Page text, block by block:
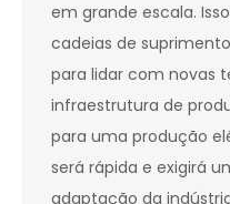
em grande escala.
cadeias de
para lidar com novas
infraestrutura de
para uma produção
será rápida e exigirá
adaptação da